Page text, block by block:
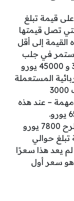
قيمة تبلغ
تصل قيمتها
القيمة إلى أقل
25000 و 35000 يورو استمر في جلب
7200 يورو، الشخص الذي بينهما 35000 و 45000 يورو
المستعملة
التي لا يزيد عمرها عن ثلاث سنوات، هناك 3000
يورو عتبة مهمة – عند هذه
يكمن جمال الأمر في الحسابات. فعند طرح 7800 يورو
حوالي
حوالي 16000 يورو. لم يعد هذا سعرًا
هو سعر أول